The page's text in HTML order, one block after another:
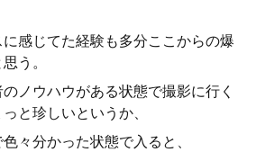
感じてた経験も多分ここからの爆
う。
ノウハウがある状態で撮影に行く
と珍しいというか、
々分かった状態で入ると、